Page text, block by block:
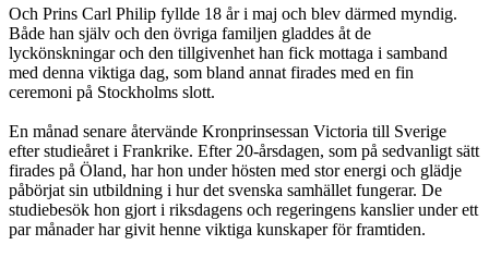
Och Prins Carl Philip fyllde 18 år i maj och blev därmed myndig.
Både han själv och den övriga familjen gladdes åt de
lyckönskningar och den tillgivenhet han fick mottaga i samband
med denna viktiga dag, som bland annat firades med en fin
ceremoni på Stockholms slott.
En månad senare återvände Kronprinsessan Victoria till Sverige
efter studieåret i Frankrike. Efter 20-årsdagen, som på sedvanligt sätt
firades på Öland, har hon under hösten med stor energi och glädje
påbörjat sin utbildning i hur det svenska samhället fungerar. De
studiebesök hon gjort i riksdagens och regeringens kanslier under ett
par månader har givit henne viktiga kunskaper för framtiden.